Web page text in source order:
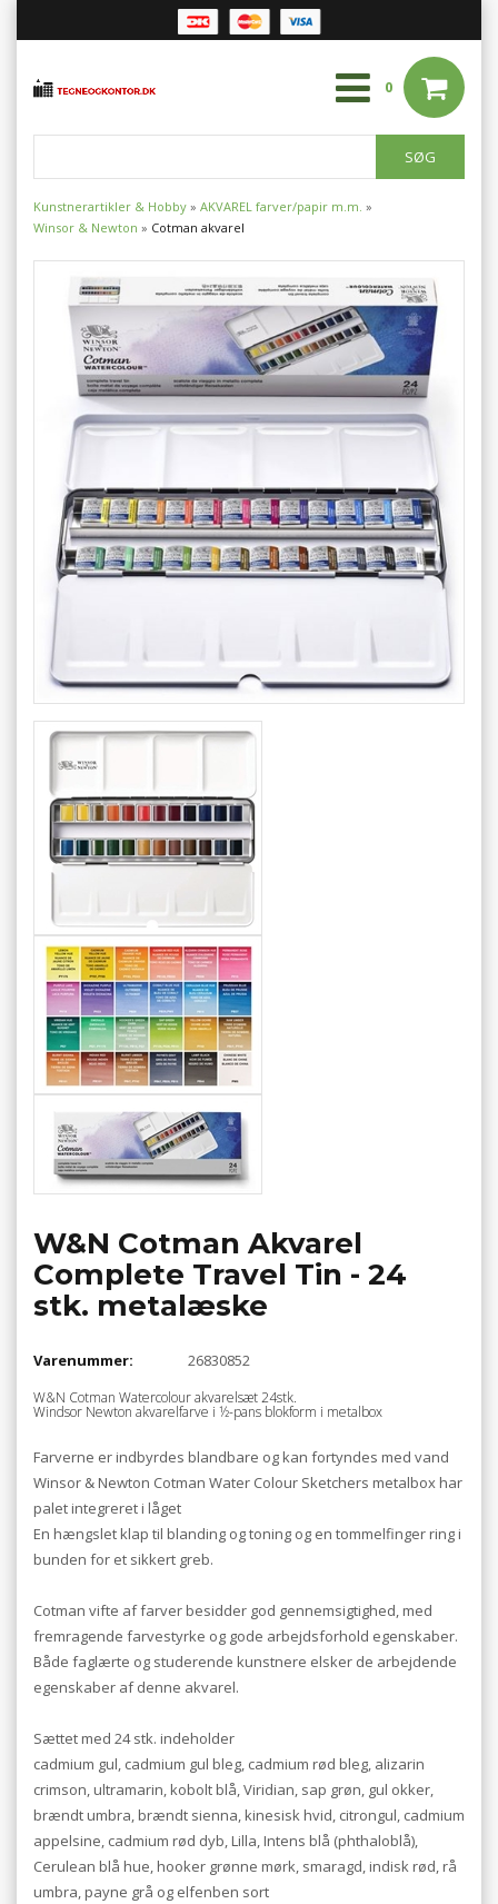
0
Kunstnerartikler & Hobby » AKVAREL farver/papir m.m. »
Winsor & Newton » Cotman akvarel
W&N Cotman Akvarel
Complete Travel Tin - 24
stk. metalæske
Varenummer: 26830852
W&N Cotman Watercolour akvarelsæt 24stk.
Windsor Newton akvarelfarve i ½-pans blokform i metalbox
Farverne er indbyrdes blandbare og kan fortyndes med vand
Winsor & Newton Cotman Water Colour Sketchers metalbox har
palet integreret i låget
En hængslet klap til blanding og toning og en tommelfinger ring i
bunden for et sikkert greb.
Cotman vifte af farver besidder god gennemsigtighed, med
fremragende farvestyrke og gode arbejdsforhold egenskaber.
Både faglærte og studerende kunstnere elsker de arbejdende
egenskaber af denne akvarel.
Sættet med 24 stk. indeholder
cadmium gul, cadmium gul bleg, cadmium rød bleg, alizarin
crimson, ultramarin, kobolt blå, Viridian, sap grøn, gul okker,
brændt umbra, brændt sienna, kinesisk hvid, citrongul, cadmium
appelsine, cadmium rød dyb, Lilla, Intens blå (phthaloblå),
Cerulean blå hue, hooker grønne mørk, smaragd, indisk rød, rå
umbra, payne grå og elfenben sort